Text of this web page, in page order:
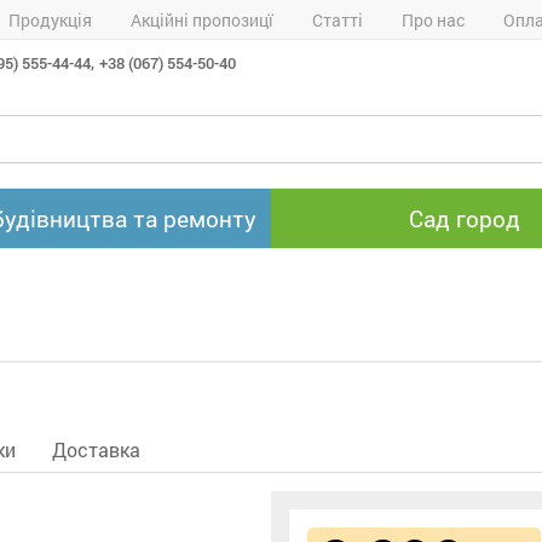
Продукція Акційні пропозицї Статті Про нас
555-44-44, +38 (067) 554-50-40
та ремонту Сад город
Доставка